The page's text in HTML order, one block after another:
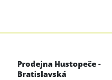
Prodejna Hustopeče -
Bratislavská